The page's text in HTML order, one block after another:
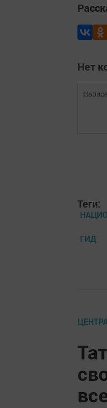
Нет
Теги:
ГИД